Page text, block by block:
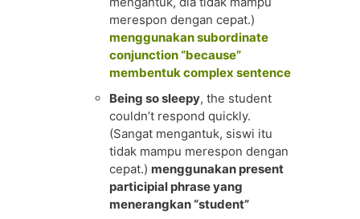
merespon dengan cepat.)
menggunakan subordinate
conjunction “because”
membentuk complex sentence
Being so sleepy, the student
couldn’t respond quickly.
(Sangat mengantuk, siswi itu
tidak mampu merespon dengan
cepat.) menggunakan present
participial phrase yang
menerangkan “student”